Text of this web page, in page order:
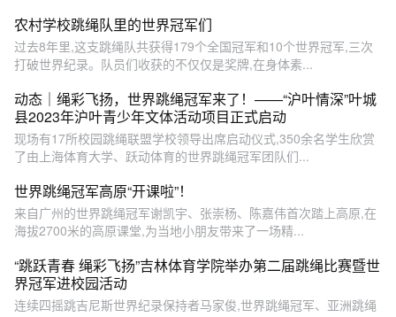
农村学校跳绳队里的世界冠军们
过去8年里,这支跳绳队共获得179个全国冠军和10个世界冠军,三次
打破世界纪录。队员们收获的不仅仅是奖牌,在身体素...
动态｜绳彩飞扬，世界跳绳冠军来了！——“沪叶情深”叶城
县2023年沪叶青少年文体活动项目正式启动
现场有17所校园跳绳联盟学校领导出席启动仪式,350余名学生欣赏
了由上海体育大学、跃动体育的世界跳绳冠军团队们...
世界跳绳冠军高原“开课啦”！
来自广州的世界跳绳冠军谢凯宇、张崇杨、陈嘉伟首次踏上高原,在
海拔2700米的高原课堂,为当地小朋友带来了一场精...
“跳跃青春 绳彩飞扬”吉林体育学院举办第二届跳绳比赛暨世
界冠军进校园活动
连续四摇跳吉尼斯世界纪录保持者马家俊,世界跳绳冠军、亚洲跳绳